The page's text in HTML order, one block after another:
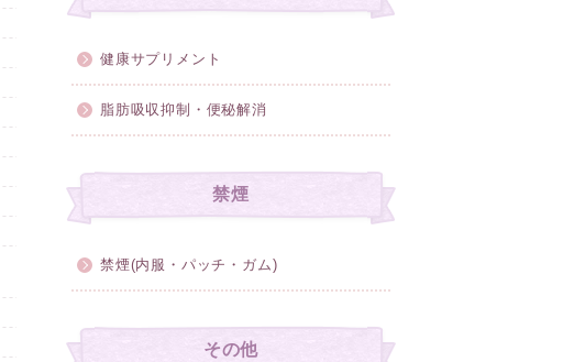
健康サプリメント
脂肪吸収抑制・便秘解消
禁煙
禁煙(内服・パッチ・ガム)
その他